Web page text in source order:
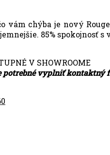
vám chýba je nový
85% spokojnosť s
V SHOWROOME
potrebné vyplniť kontaktný